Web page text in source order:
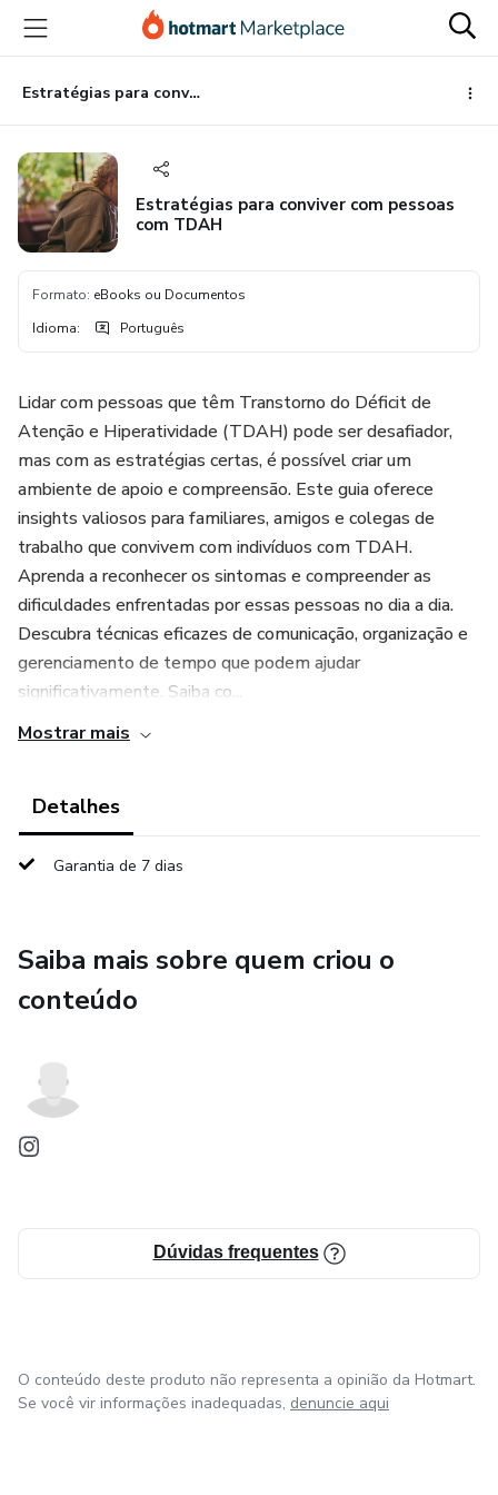
para
conteúdo
principal
para
pagamento
para
rodapé
Estratégias para conviver com pessoas com TDAH
Estratégias para conviver com pessoas
com TDAH
Formato: eBooks ou Documentos
Idioma: Português
Lidar com pessoas que têm Transtorno do Déficit de
Atenção e Hiperatividade (TDAH) pode ser desafiador,
mas com as estratégias certas, é possível criar um
ambiente de apoio e compreensão. Este guia oferece
insights valiosos para familiares, amigos e colegas de
trabalho que convivem com indivíduos com TDAH.
Aprenda a reconhecer os sintomas e compreender as
dificuldades enfrentadas por essas pessoas no dia a dia.
Descubra técnicas eficazes de comunicação, organização e
gerenciamento de tempo que podem ajudar
significativamente. Saiba co...
Mostrar mais
Detalhes
Garantia de 7 dias
Saiba mais sobre quem criou o
conteúdo
Dúvidas frequentes
O conteúdo deste produto não representa a opinião da Hotmart.
Se você vir informações inadequadas, denuncie aqui